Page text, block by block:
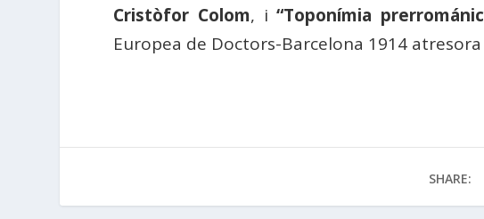
Cristòfor Colom, i“Toponímia
Europea de Doctors-Barcelona 1914
SHARE: